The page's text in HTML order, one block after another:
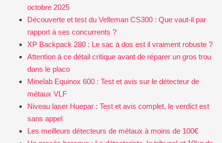
octobre 2025
Découverte et test du Velleman CS300 : Que vaut-il par
rapport à ses concurrents ?
XP Backpack 280 : Le sac à dos est il vraiment robuste ?
Attention à ce détail critique avant de réparer un gros trou
dans le placo
Minelab Equinox 600 : Test et avis sur le détecteur de
métaux VLF
Niveau laser Huepar : Test et avis complet, le verdict est
sans appel
Les meilleurs détecteurs de métaux à moins de 100€